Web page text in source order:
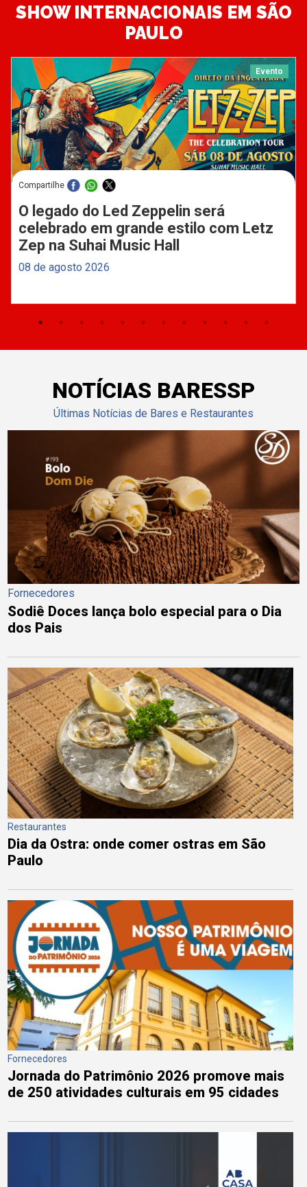
SHOW INTERNACIONAIS EM SÃO
PAULO
Evento
Compartilhe
O legado do Led Zeppelin será
celebrado em grande estilo com Letz
Zep na Suhai Music Hall
08 de agosto 2026
NOTÍCIAS BARESSP
Últimas Notícias de Bares e Restaurantes
Fornecedores
Sodiê Doces lança bolo especial para o Dia
dos Pais
Restaurantes
Dia da Ostra: onde comer ostras em São
Paulo
Fornecedores
Jornada do Patrimônio 2026 promove mais
de 250 atividades culturais em 95 cidades